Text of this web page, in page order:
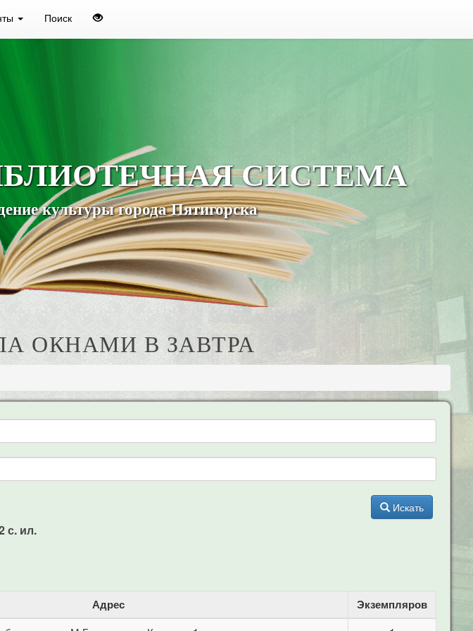
Поиск
СИСТЕМА
культуры города Пятигорска
ОКНАМИ В ЗАВТРА
Искать
с. ил.
Адрес Экземпляров